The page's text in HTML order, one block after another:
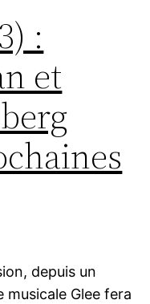
:
et
depuis un
musicale Glee fera